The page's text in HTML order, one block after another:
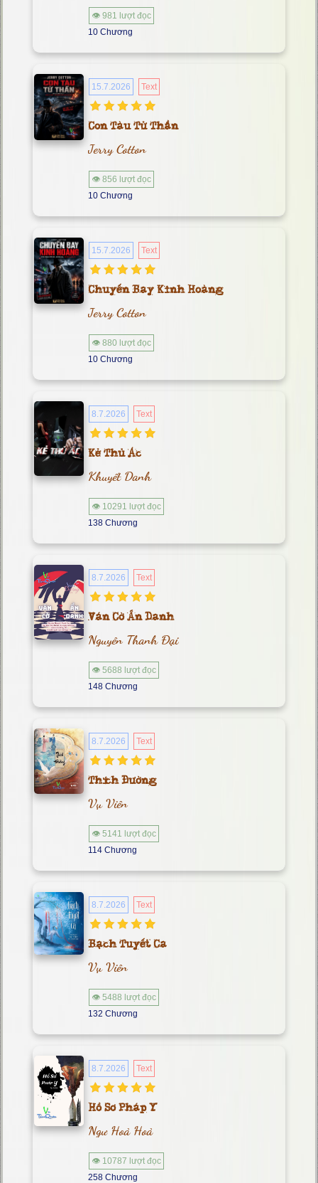
👁 981 lượt đọc
10 Chương
15.7.2026 Text
Con Tàu Tử Thần
Jerry Cotton
👁 856 lượt đọc
10 Chương
15.7.2026 Text
Chuyến Bay Kinh Hoàng
Jerry Cotton
👁 880 lượt đọc
10 Chương
8.7.2026 Text
Kẻ Thủ Ác
Khuyết Danh
👁 10291 lượt đọc
138 Chương
8.7.2026 Text
Ván Cờ Ẩn Danh
Nguyên Thanh Đại
👁 5688 lượt đọc
148 Chương
8.7.2026 Text
Thích Đường
Vụ Viên
👁 5141 lượt đọc
114 Chương
8.7.2026 Text
Bạch Tuyết Ca
Vụ Viên
👁 5488 lượt đọc
132 Chương
8.7.2026 Text
Hồ Sơ Pháp Y
Ngư Hoả Hoả
👁 10787 lượt đọc
258 Chương